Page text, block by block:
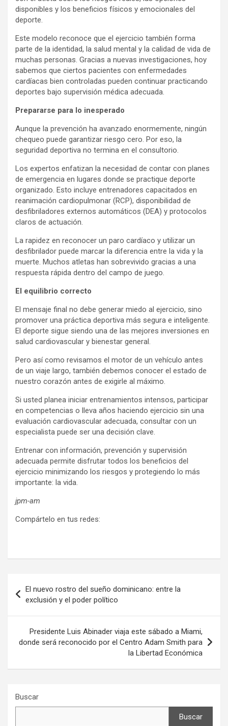
disponibles y los beneficios físicos y emocionales del
deporte.
Este modelo reconoce que el ejercicio también forma
parte de la identidad, la salud mental y la calidad de vida de
muchas personas. Gracias a nuevas investigaciones, hoy
sabemos que ciertos pacientes con enfermedades
cardíacas bien controladas pueden continuar practicando
deportes bajo supervisión médica adecuada.
Prepararse para lo inesperado
Aunque la prevención ha avanzado enormemente, ningún
chequeo puede garantizar riesgo cero. Por eso, la
seguridad deportiva no termina en el consultorio.
Los expertos enfatizan la necesidad de contar con planes
de emergencia en lugares donde se practique deporte
organizado. Esto incluye entrenadores capacitados en
reanimación cardiopulmonar (RCP), disponibilidad de
desfibriladores externos automáticos (DEA) y protocolos
claros de actuación.
La rapidez en reconocer un paro cardíaco y utilizar un
desfibrilador puede marcar la diferencia entre la vida y la
muerte. Muchos atletas han sobrevivido gracias a una
respuesta rápida dentro del campo de juego.
El equilibrio correcto
El mensaje final no debe generar miedo al ejercicio, sino
promover una práctica deportiva más segura e inteligente.
El deporte sigue siendo una de las mejores inversiones en
salud cardiovascular y bienestar general.
Pero así como revisamos el motor de un vehículo antes
de un viaje largo, también debemos conocer el estado de
nuestro corazón antes de exigirle al máximo.
Si usted planea iniciar entrenamientos intensos, participar
en competencias o lleva años haciendo ejercicio sin una
evaluación cardiovascular adecuada, consultar con un
especialista puede ser una decisión clave.
Entrenar con información, prevención y supervisión
adecuada permite disfrutar todos los beneficios del
ejercicio minimizando los riesgos y protegiendo lo más
importante: la vida.
jpm-am
Compártelo en tus redes:
de
entradas
El nuevo rostro del sueño dominicano: entre la
exclusión y el poder político
Presidente Luis Abinader viaja este sábado a Miami,
donde será reconocido por el Centro Adam Smith para
la Libertad Económica
Buscar
Buscar